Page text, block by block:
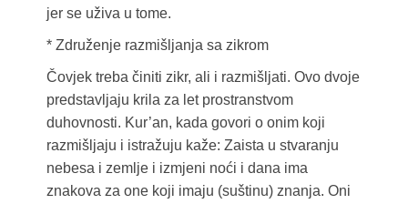
jer se uživa u tome.
* Združenje razmišljanja sa zikrom
Čovjek treba činiti zikr, ali i razmišljati. Ovo dvoje
predstavljaju krila za let prostranstvom
duhovnosti. Kur’an, kada govori o onim koji
razmišljaju i istražuju kaže: Zaista u stvaranju
nebesa i zemlje i izmjeni noći i dana ima
znakova za one koji imaju (suštinu) znanja. Oni